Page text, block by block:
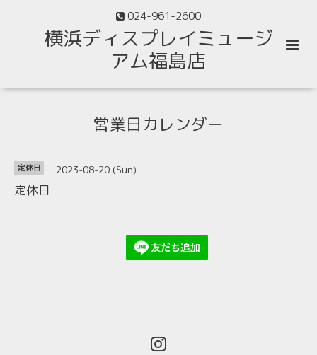
024-961-2600
横浜ディスプレイミュージ
アム福島店
営業日カレンダー
定休日 2023-08-20 (Sun)
定休日